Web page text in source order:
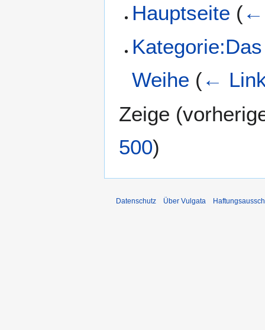
Hauptseite (←
Weihe (←
Zeige (
500)
Datenschutz Über Vulgata